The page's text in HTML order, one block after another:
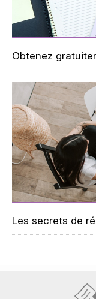
Obtenez
Les secrets de